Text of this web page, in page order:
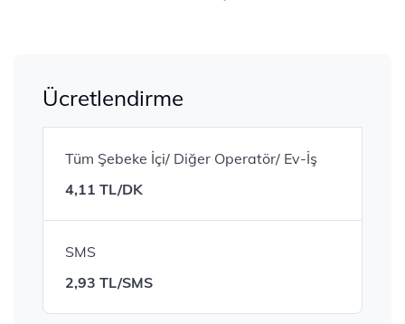
Ücretlendirme
Tüm Şebeke İçi/ Diğer Operatör/ Ev-İş
4,11 TL/DK
SMS
2,93 TL/SMS